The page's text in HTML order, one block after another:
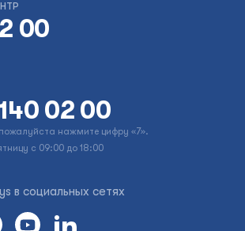
00
02 00
нажмите цифру «7».
с 09:00 до 18:00
в социальных сетях